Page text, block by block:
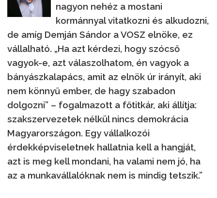
nagyon nehéz a mostani
kormánnyal vitatkozni és alkudozni,
de amíg Demján Sándor a VOSZ elnöke, ez
vállalható. „Ha azt kérdezi, hogy szócső
vagyok-e, azt válaszolhatom, én vagyok a
bányászkalapács, amit az elnök úr irányít, aki
nem könnyű ember, de hagy szabadon
dolgozni” – fogalmazott a főtitkár, aki állítja:
szakszervezetek nélkül nincs demokrácia
Magyarországon. Egy vállalkozói
érdekképviseletnek hallatnia kell a hangját,
azt is meg kell mondani, ha valami nem jó, ha
az a munkavállalóknak nem is mindig tetszik.”